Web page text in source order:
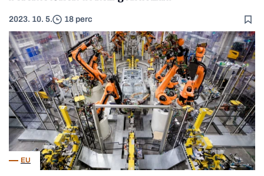
2023. 10. 5. 18 perc
EU